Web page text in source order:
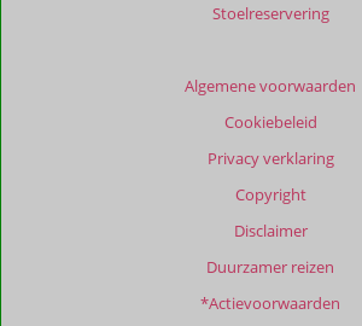
Stoelreservering
Algemene voorwaarden
Cookiebeleid
Privacy verklaring
Copyright
Disclaimer
Duurzamer reizen
*Actievoorwaarden